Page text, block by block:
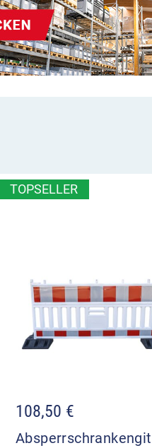
TOPSELLER
108,50 €